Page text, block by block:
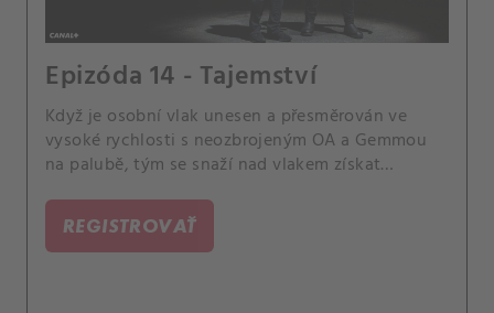
Epizóda 14 - Tajemství
Když je osobní vlak unesen a přesměrován ve
vysoké rychlosti s neozbrojeným OA a Gemmou
na palubě, tým se snaží nad vlakem získat
REGISTROVAŤ